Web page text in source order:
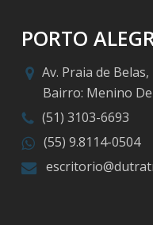
PORTO
Av. Praia de
Bairro: Menino
(51) 3103-6693
(55) 9.8114-0504